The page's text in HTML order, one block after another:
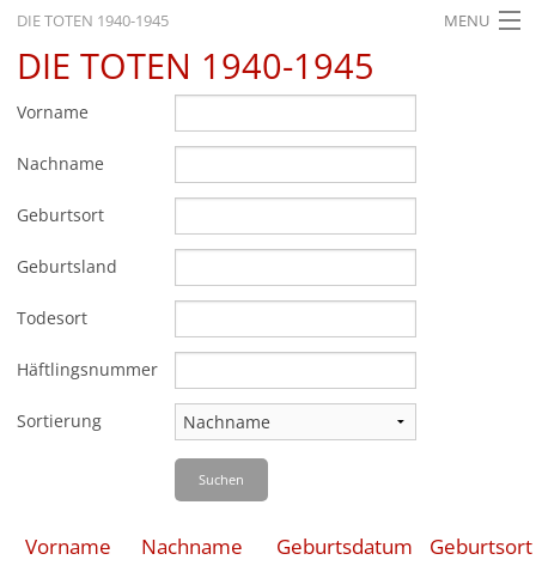
DIE TOTEN 1940-1945 MENU
STARTSEITE
AKTUELLES
AUSSTELLUNGEN
GESCHICHTE
BILDUNG
FORSCHUNG
SERVICE
Zurück
Deutsch
English
Gebärdensprache Leichte Sprache
DIE TOTEN 1940-1945
Vorname
Nachname
Geburtsort
Geburtsland
Todesort
Häftlingsnummer
Sortierung
Suchen
Vorname Nachname Geburtsdatum Geburtsort